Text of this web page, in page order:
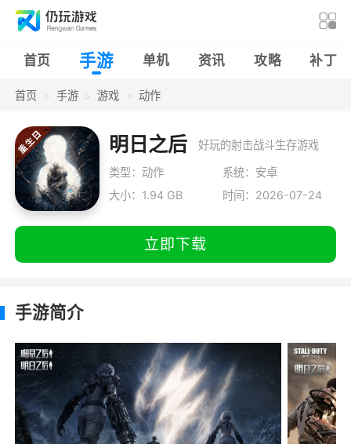
首页 手游 单机 资讯 攻略 补丁
首页 手游 游戏 动作
明日之后 好玩的射击战斗生存游戏
类型：动作
系统：安卓
大小：1.94 GB
时间：2026-07-24
立即下载
手游简介